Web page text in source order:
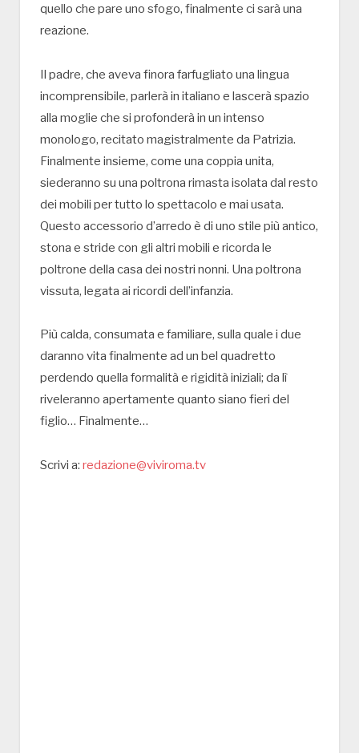
quello che pare uno sfogo, finalmente ci sarà una
reazione.
Il padre, che aveva finora farfugliato una lingua
incomprensibile, parlerà in italiano e lascerà spazio
alla moglie che si profonderà in un intenso
monologo, recitato magistralmente da Patrizia.
Finalmente insieme, come una coppia unita,
siederanno su una poltrona rimasta isolata dal resto
dei mobili per tutto lo spettacolo e mai usata.
Questo accessorio d’arredo è di uno stile più antico,
stona e stride con gli altri mobili e ricorda le
poltrone della casa dei nostri nonni. Una poltrona
vissuta, legata ai ricordi dell’infanzia.
Più calda, consumata e familiare, sulla quale i due
daranno vita finalmente ad un bel quadretto
perdendo quella formalità e rigidità iniziali; da lì
riveleranno apertamente quanto siano fieri del
figlio… Finalmente…
Scrivi a: redazione@viviroma.tv